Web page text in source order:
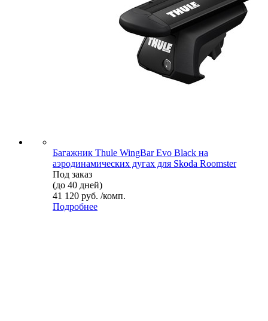
Багажник Thule WingBar Evo Black на
аэродинамических дугах для Skoda Roomster
Под заказ
(до 40 дней)
41 120 руб. /комп.
Подробнее